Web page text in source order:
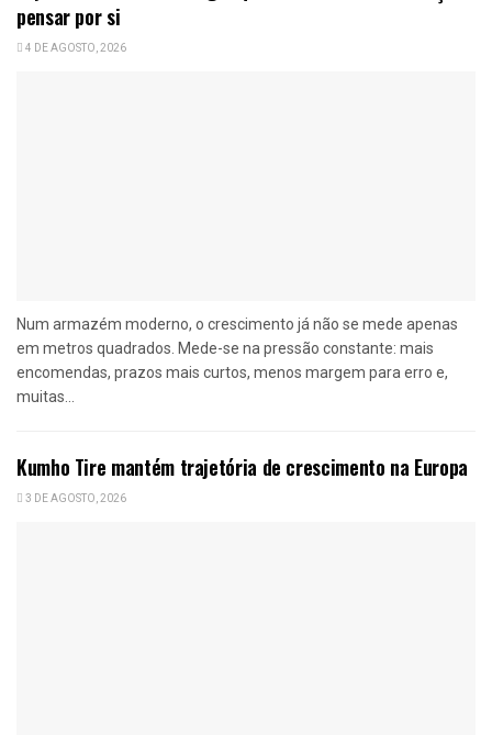
pensar por si
4 DE AGOSTO, 2026
Num armazém moderno, o crescimento já não se mede apenas
em metros quadrados. Mede-se na pressão constante: mais
encomendas, prazos mais curtos, menos margem para erro e,
muitas...
Kumho Tire mantém trajetória de crescimento na Europa
3 DE AGOSTO, 2026